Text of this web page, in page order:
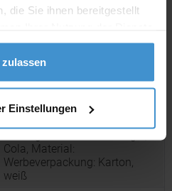
die Sie ihnen bereitgestellt
zulassen
Einstellungen
Visitenkartenformat PEZ
Cola, Material:
Werbeverpackung: Karton,
weiß